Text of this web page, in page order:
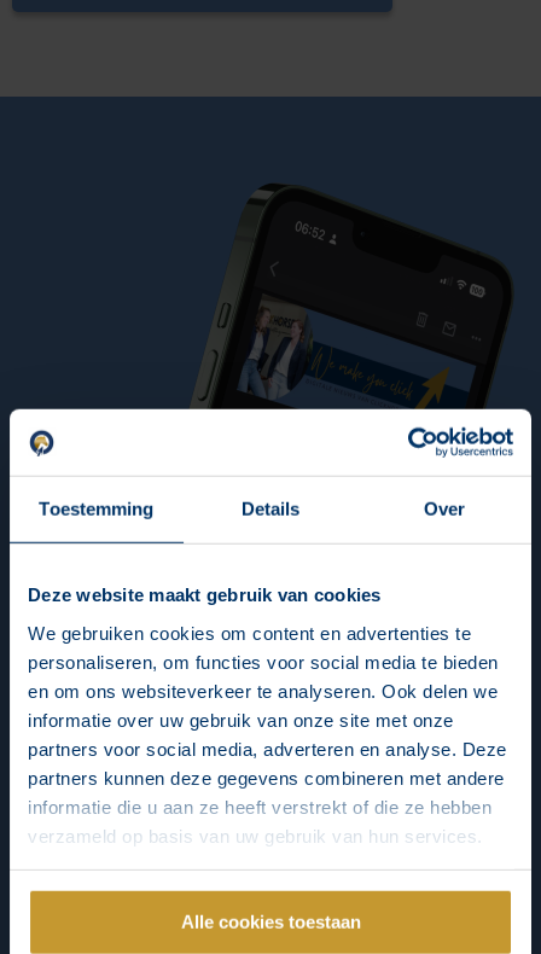
Toestemming Details Over
Deze website maakt gebruik van cookies
We gebruiken cookies om content en advertenties te
personaliseren, om functies voor social media te bieden
en om ons websiteverkeer te analyseren. Ook delen we
informatie over uw gebruik van onze site met onze
partners voor social media, adverteren en analyse. Deze
partners kunnen deze gegevens combineren met andere
informatie die u aan ze heeft verstrekt of die ze hebben
verzameld op basis van uw gebruik van hun services.
Alle cookies toestaan